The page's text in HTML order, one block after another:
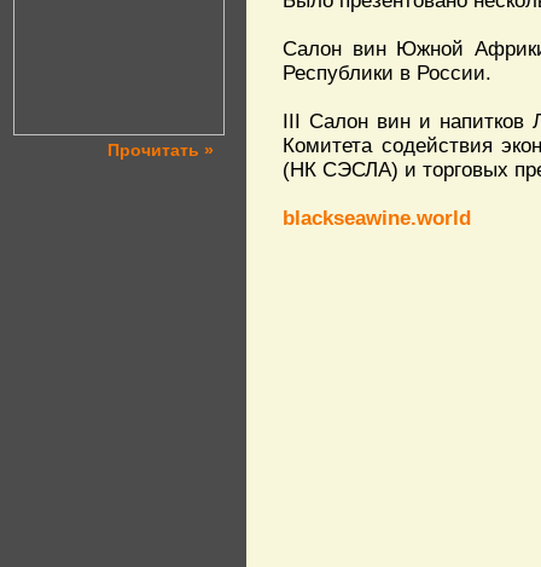
Прочитать »
Салон вин Южной
Республики в России.
III Салон вин и напитков
Комитета содействия
(НК СЭСЛА) и торговых
blackseawine.world